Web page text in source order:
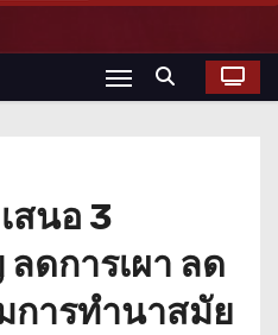
สนอ 3
ดการเผา ลด
การทำนาสมัย